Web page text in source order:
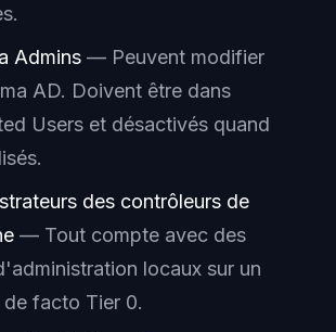
Admins — Peuvent modifier
AD. Doivent être dans
Users et désactivés quand
des contrôleurs de
— Tout compte avec des
locaux sur un
de facto Tier 0.